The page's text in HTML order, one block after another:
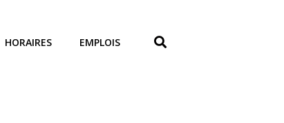
HORAIRES EMPLOIS